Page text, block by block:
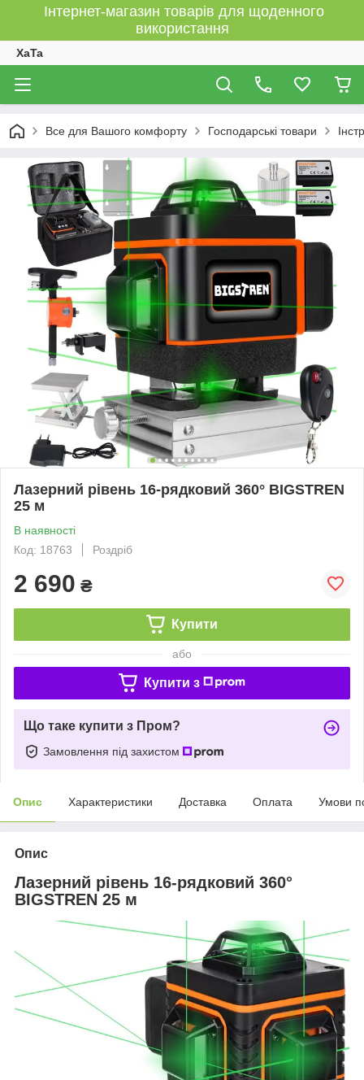
Інтернет-магазин товарів для щоденного
використання
XaTa
Все для Вашого комфорту Господарські товари
Лазерний рівень 16-рядковий 360° BIGSTREN
25 м
В наявності
Код: 18763
Роздріб
2 690 ₴
Купити
або
Купити з
Що таке купити з Пром?
Замовлення під захистом
Опис Характеристики Доставка Оплата Умови
Опис
Лазерний рівень 16-рядковий 360°
BIGSTREN 25 м